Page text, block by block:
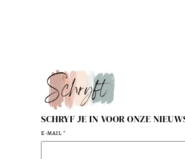
SCHRYF JE IN VOOR ONZE
E-MAIL *